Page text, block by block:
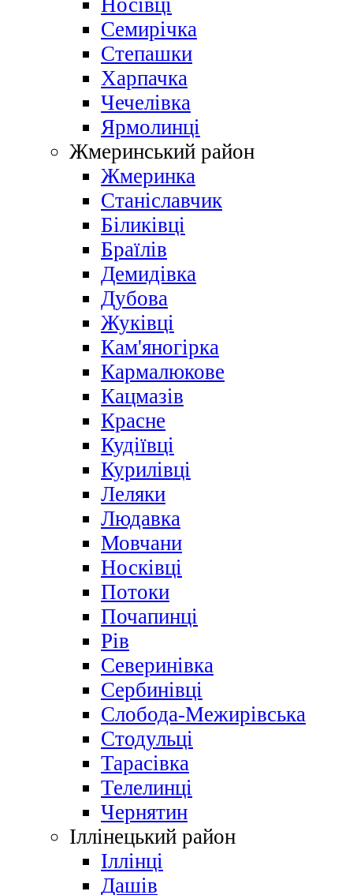
Носівці
Семирічка
Степашки
Харпачка
Чечелівка
Ярмолинці
Жмеринський район
Жмеринка
Станіславчик
Біликівці
Браїлів
Демидівка
Дубова
Жуківці
Кам'яногірка
Кармалюкове
Кацмазів
Красне
Кудіївці
Курилівці
Леляки
Людавка
Мовчани
Носківці
Потоки
Почапинці
Рів
Северинівка
Сербинівці
Слобода-Межирівська
Стодульці
Тарасівка
Телелинці
Чернятин
Іллінецький район
Іллінці
Дашів